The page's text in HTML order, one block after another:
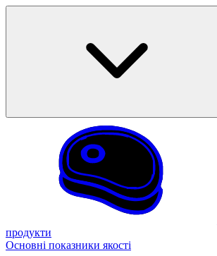
продукти
Основні показники якості